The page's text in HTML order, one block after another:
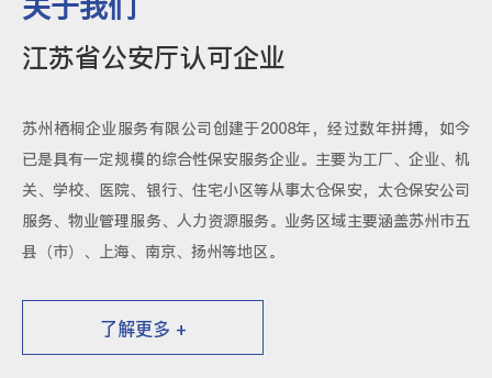
关于我们
江苏省公安厅认可企业
苏州栖桐企业服务有限公司创建于2008年，经过数年拼搏，如今
已是具有一定规模的综合性保安服务企业。主要为工厂、企业、机
关、学校、医院、银行、住宅小区等从事太仓保安，太仓保安公司
服务、物业管理服务、人力资源服务。业务区域主要涵盖苏州市五
县（市）、上海、南京、扬州等地区。
了解更多 +